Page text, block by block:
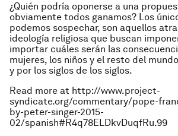
¿Quién podría oponerse a una
obviamente todos ganamos? Los
podemos sospechar, son aquellos
ideología religiosa que buscan
importar cuáles serán las
mujeres, los niños y el resto del
y por los siglos de los siglos.
Read more at http://www.project-
syndicate.org/commentary/pope-
by-peter-singer-2015-
02/spanish#R4q78ELDkvDuqfRu.99